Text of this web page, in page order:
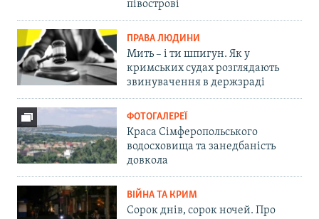
півострові
ПРАВА ЛЮДИНИ
Мить – і ти шпигун. Як у
кримських судах розглядають
звинувачення в держзраді
ФОТОГАЛЕРЕЇ
Краса Сімферопольського
водосховища та занедбаність
довкола
ВІЙНА ТА КРИМ
Сорок днів, сорок ночей. Про